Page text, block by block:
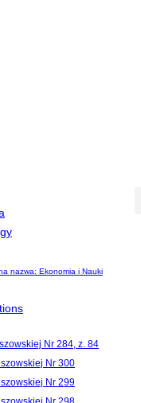
nazwa: Ekonomia i Nauki
Nr 284, z. 84
Nr 300
Nr 299